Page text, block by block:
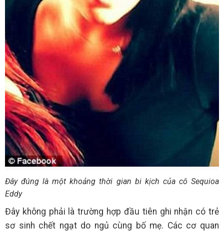
Đây đúng là một khoảng thời gian bi kịch của cô Sequioa
Eddy
Đây không phải là trường hợp đầu tiên ghi nhận có trẻ
sơ sinh chết ngạt do ngủ cùng bố mẹ. Các cơ quan